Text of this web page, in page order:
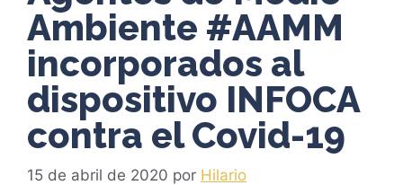
Ambiente #AAMM
incorporados al
dispositivo INFOCA
contra el Covid-19
15 de abril de 2020 por Hilario